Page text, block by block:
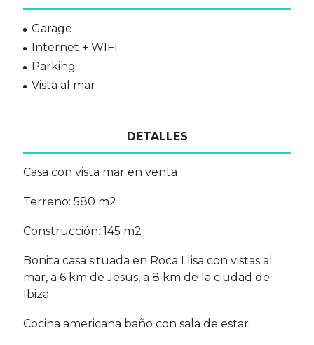
Garage
Internet + WIFI
Parking
Vista al mar
DETALLES
Casa con vista mar en venta
Terreno: 580 m2
Construcción: 145 m2
Bonita casa situada en Roca Llisa con vistas al
mar, a 6 km de Jesus, a 8 km de la ciudad de
Ibiza.
Cocina americana baño con sala de estar